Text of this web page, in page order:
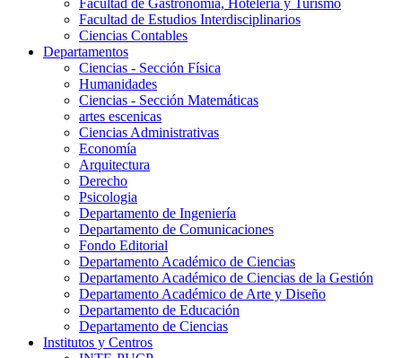
Facultad de Gastronomía, Hotelería y Turismo
Facultad de Estudios Interdisciplinarios
Ciencias Contables
Departamentos
Ciencias - Sección Física
Humanidades
Ciencias - Sección Matemáticas
artes escenicas
Ciencias Administrativas
Economía
Arquitectura
Derecho
Psicologia
Departamento de Ingeniería
Departamento de Comunicaciones
Fondo Editorial
Departamento Académico de Ciencias
Departamento Académico de Ciencias de la Gestión
Departamento Académico de Arte y Diseño
Departamento de Educación
Departamento de Ciencias
Institutos y Centros